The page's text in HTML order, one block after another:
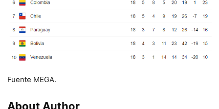
Fuente MEGA.
About Author